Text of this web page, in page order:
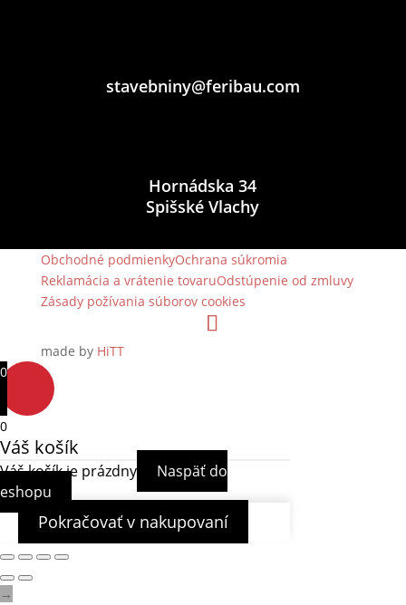
stavebniny@feribau.com
Hornádska 34
Spišské Vlachy
Obchodné podmienkyOchrana súkromia
Reklamácia a vrátenie tovaruOdstúpenie od zmluvy
Zásady požívania súborov cookies
made by HiTT
0
0
Váš košík
Váš košík je prázdny
Naspäť do
eshopu
Pokračovať v nakupovaní
→